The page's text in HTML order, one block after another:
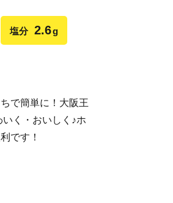
塩分 2.6g
で簡単に！大阪王
く・おいしく♪ホ
です！